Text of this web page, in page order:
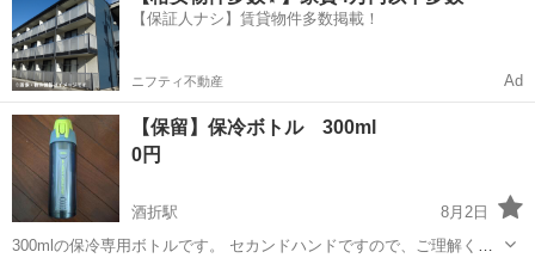
【保証人ナシ】賃貸物件多数掲載！
ニフティ不動産 Ad
【保留】保冷ボトル 300ml
0円
酒折駅
8月2日
300mlの保冷専用ボトルです。 セカンドハンドですので、ご理解くだ